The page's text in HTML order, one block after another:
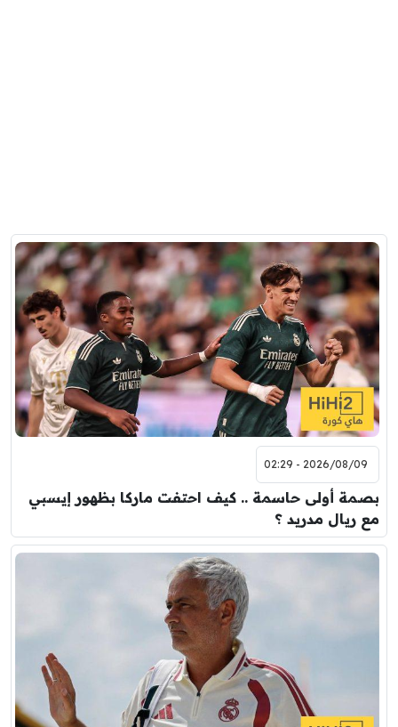
2026/08/09 - 02:29
بصمة أولى حاسمة .. كيف احتفت ماركا بظهور إيسبي
مع ريال مدريد ؟